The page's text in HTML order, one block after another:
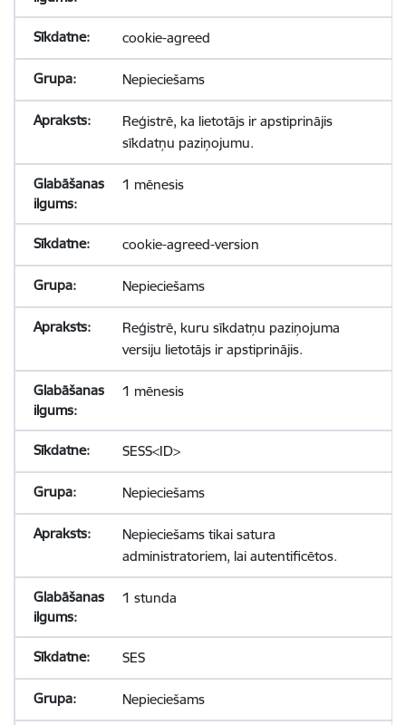
cookie-agreed
Nepieciešams
Reģistrē, ka lietotājs ir apstiprinājis
sīkdatņu paziņojumu.
1 mēnesis
cookie-agreed-version
Nepieciešams
Reģistrē, kuru sīkdatņu paziņojuma
versiju lietotājs ir apstiprinājis.
1 mēnesis
SESS<ID>
Nepieciešams
Nepieciešams tikai satura
administratoriem, lai autentificētos.
1 stunda
SES
Nepieciešams